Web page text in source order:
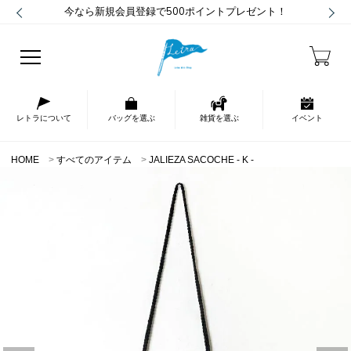
今なら新規会員登録で500ポイントプレゼント！
レトラについて バッグを選ぶ 雑貨を選ぶ イベント
HOME すべてのアイテム JALIEZA SACOCHE - K -